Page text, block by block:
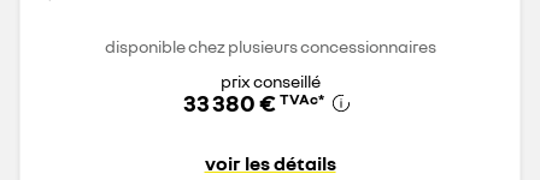
disponible chez plusieurs concessionnaires
prix conseillé
33 380 € TVAc*
voir les détails